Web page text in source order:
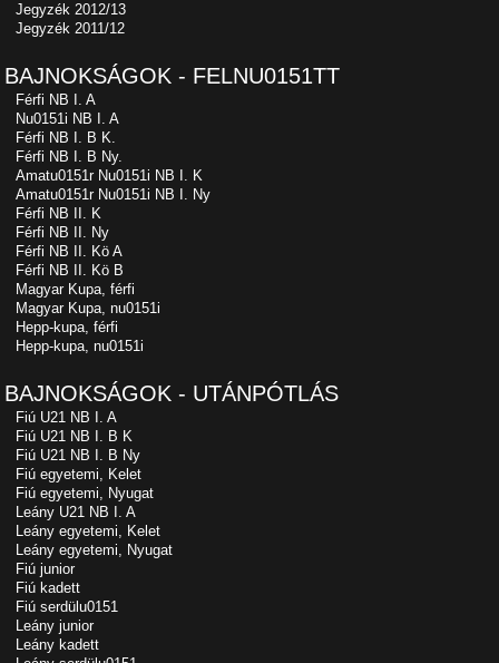
Jegyzék 2012/13
Jegyzék 2011/12
BAJNOKSÁGOK - FELNU0151TT
Férfi NB I. A
Nu0151i NB I. A
Férfi NB I. B K.
Férfi NB I. B Ny.
Amatu0151r Nu0151i NB I. K
Amatu0151r Nu0151i NB I. Ny
Férfi NB II. K
Férfi NB II. Ny
Férfi NB II. Kö A
Férfi NB II. Kö B
Magyar Kupa, férfi
Magyar Kupa, nu0151i
Hepp-kupa, férfi
Hepp-kupa, nu0151i
BAJNOKSÁGOK - UTÁNPÓTLÁS
Fiú U21 NB I. A
Fiú U21 NB I. B K
Fiú U21 NB I. B Ny
Fiú egyetemi, Kelet
Fiú egyetemi, Nyugat
Leány U21 NB I. A
Leány egyetemi, Kelet
Leány egyetemi, Nyugat
Fiú junior
Fiú kadett
Fiú serdülu0151
Leány junior
Leány kadett